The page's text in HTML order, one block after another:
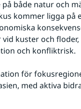
både natur och
kommer ligga på
kuster och
och konfliktrisk.
för
med aktiva